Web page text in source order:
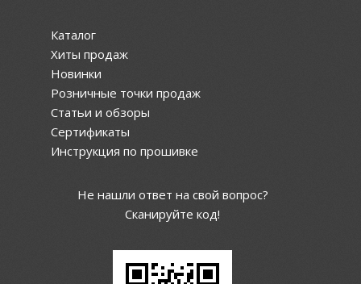
Каталог
Хиты продаж
Новинки
Розничные точки продаж
Статьи и обзоры
Сертификаты
Инструкция по прошивке
Не нашли ответ на свой вопрос?
Сканируйте код!